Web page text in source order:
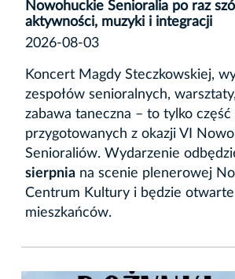
Nowohuckie Senioralia po raz
aktywności, muzyki i integracji
2026-08-03
Koncert Magdy Steczkowskiej,
zespołów senioralnych,
zabawa taneczna – to tylko część
przygotowanych z okazji VI
Senioraliów. Wydarzenie
sierpnia na scenie plenerowej
Centrum Kultury i będzie
mieszkańców.